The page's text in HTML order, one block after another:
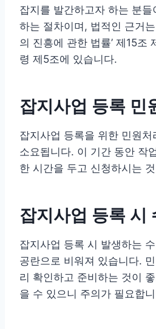
잡지를 발간하고자 하는 분
하는 절차이며, 법적인 근거
의 진흥에 관한 법률’ 제15조
령 제5조에 있습니다.
잡지사업 등록 민
잡지사업 등록을 위한 민원
소요됩니다. 이 기간 동안 작
한 시간을 두고 신청하시는
잡지사업 등록 시
잡지사업 등록 시 발생하는
공란으로 비워져 있습니다.
리 확인하고 준비하는 것이
을 수 있으니 주의가 필요합